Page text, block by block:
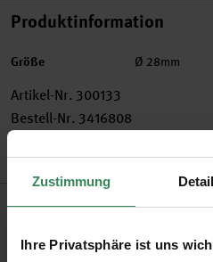
Zustimmung
Ihre Privatsphäre ist uns
Produktinformation
Größe Ø 28mm
Artikel-Nr. 300133
Bestell-Nr. 3416808
Produktbeschreibung
Verzieren Sie Ihren